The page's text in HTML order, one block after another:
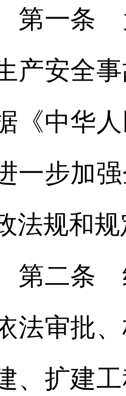
一条 为
产安全
《中华
一步加
法规和
二条 经
法审批
、扩建